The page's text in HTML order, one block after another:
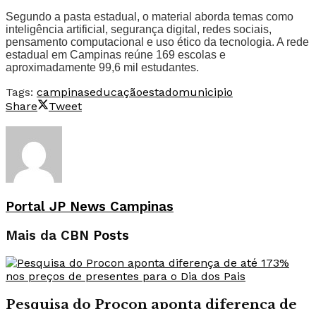
Segundo a pasta estadual, o material aborda temas como
inteligência artificial, segurança digital, redes sociais,
pensamento computacional e uso ético da tecnologia. A rede
estadual em Campinas reúne 169 escolas e
aproximadamente 99,6 mil estudantes.
Tags: campinaseducaçãoestadomunicipio
Share
Tweet
Portal JP News Campinas
Mais da CBN Posts
Pesquisa do Procon aponta diferença de